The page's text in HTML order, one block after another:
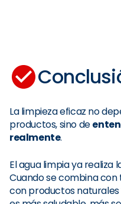
La limpieza eficaz no
productos, sino de
realmente.
El agua limpia ya
Cuando se combina
con productos